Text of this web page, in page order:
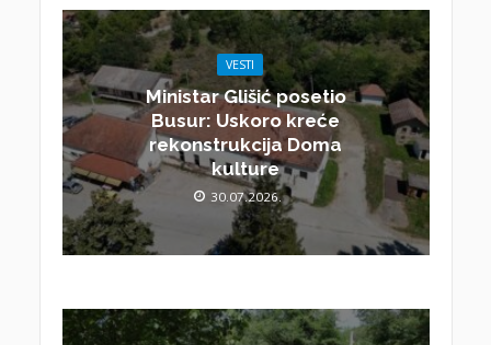
VESTI
Ministar Glišić posetio
Busur: Uskoro kreće
rekonstrukcija Doma
kulture
30.07.2026.